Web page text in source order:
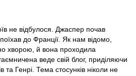
не відбулося. Джаспер почав
до Франції. Як нам відомо,
хворою, й вона проходила
веде свій блог, приділяючи
та Генрі. Тема стосунків ніколи не